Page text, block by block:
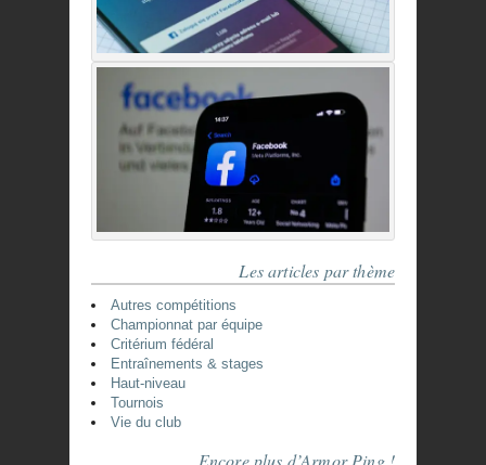
Les articles par thème
Autres compétitions
Championnat par équipe
Critérium fédéral
Entraînements & stages
Haut-niveau
Tournois
Vie du club
Encore plus d’Armor Ping !